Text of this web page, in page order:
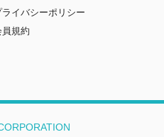
ライバシーポリシー
員規約